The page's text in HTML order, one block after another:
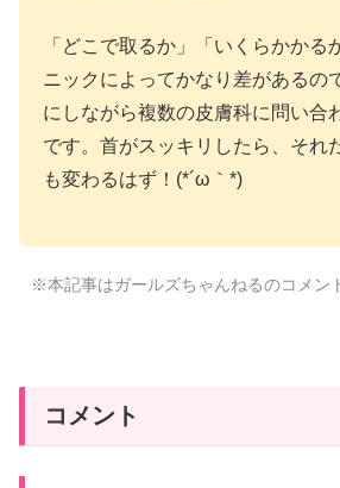
「どこで取るか」「いくらかかる
ニックによってかなり差があるの
にしながら複数の皮膚科に問い合
です。首がスッキリしたら、それ
も変わるはず！(*´ω｀*)
※本記事はガールズちゃんねるのコメン
コメント